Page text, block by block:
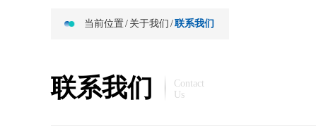
当前位置/ 关于我们 /联系我们
联系我们
Contact
Us